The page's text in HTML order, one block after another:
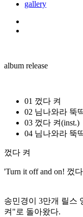
gallery
album release
01 껐다 켜
02 님나와라 뚝
03 껐다 켜(inst.)
04 님나와라 뚝
껐다 켜
'Turn it off and on! 껐
송민경이 3만개 릴스
켜"로 돌아왔다.